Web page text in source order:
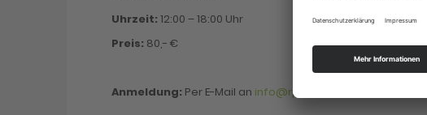
Uhrzeit: 12:00 – 18:00 Uhr
Preis: 80,- €
Anmeldung: Per E-Mail an info@rpa-verlag.de